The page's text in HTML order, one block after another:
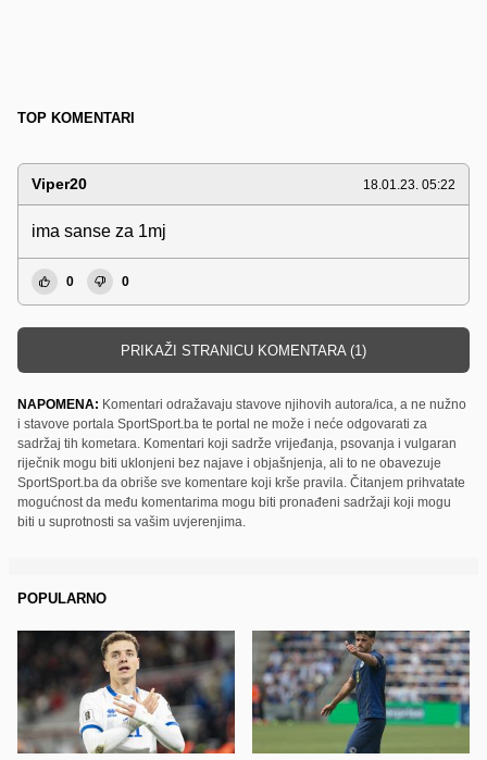
TOP KOMENTARI
Viper20 18.01.23. 05:22
ima sanse za 1mj
0 0
PRIKAŽI STRANICU KOMENTARA (1)
NAPOMENA: Komentari odražavaju stavove njihovih autora/ica, a ne nužno
i stavove portala SportSport.ba te portal ne može i neće odgovarati za
sadržaj tih kometara. Komentari koji sadrže vrijeđanja, psovanja i vulgaran
riječnik mogu biti uklonjeni bez najave i objašnjenja, ali to ne obavezuje
SportSport.ba da obriše sve komentare koji krše pravila. Čitanjem prihvatate
mogućnost da među komentarima mogu biti pronađeni sadržaji koji mogu
biti u suprotnosti sa vašim uvjerenjima.
POPULARNO